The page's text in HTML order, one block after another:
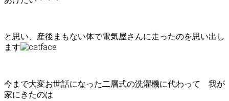
と思い、産後まもない体で電気屋さんに走ったのを思い出し
ます
今まで大変お世話になった二層式の洗濯機に代わって 我が
家にきたのは